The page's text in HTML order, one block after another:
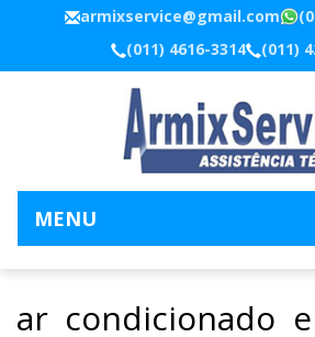
armixservice@gmail.com
(011) 4616-3314
(011)
MENU
ar condicionado